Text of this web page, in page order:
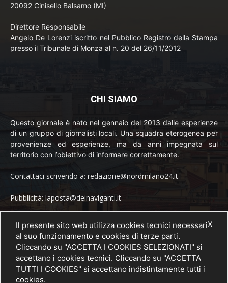
20092 Cinisello Balsamo (MI)
Direttore Responsabile
Angelo De Lorenzi iscritto nel Pubblico Registro della Stampa
presso il Tribunale di Monza al n. 20 del 26/11/2012
CHI SIAMO
Questo giornale è nato nel gennaio del 2013 dalle esperienze
di un gruppo di giornalisti locali. Una squadra eterogenea per
provenienze ed esperienze, ma da anni impegnata sul
territorio con l’obiettivo di informare correttamente.
Contattaci scrivendo a: redazione@nordmilano24.it
Pubblicità: laposta@deinaviganti.it
SEGUICI
X
Il presente sito web utilizza cookies tecnici necessari
al suo funzionamento e cookies di terze parti.
Cliccando su "ACCETTA I COOKIES SELEZIONATI" si
accettano i cookies tecnici. Cliccando su "ACCETTA
TUTTI I COOKIES" si accettano indistintamente tutti i
cookies.